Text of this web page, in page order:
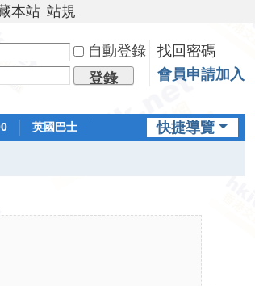
本站 站規
自動登錄
找回密碼
登錄 會員申請加入
快捷導覽
英國巴士